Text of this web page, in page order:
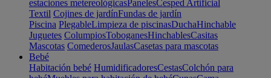
estaciones metereológicasPanelesCesped Artificial
Textil Cojines de jardínFundas de jardín
Piscina PlegableLimpieza de piscinasDuchaHinchable
Juguetes ColumpiosToboganesHinchablesCasitas
Mascotas ComederosJaulasCasetas para mascotas
Bebé
Habitación bebé HumidificadoresCestasColchón para